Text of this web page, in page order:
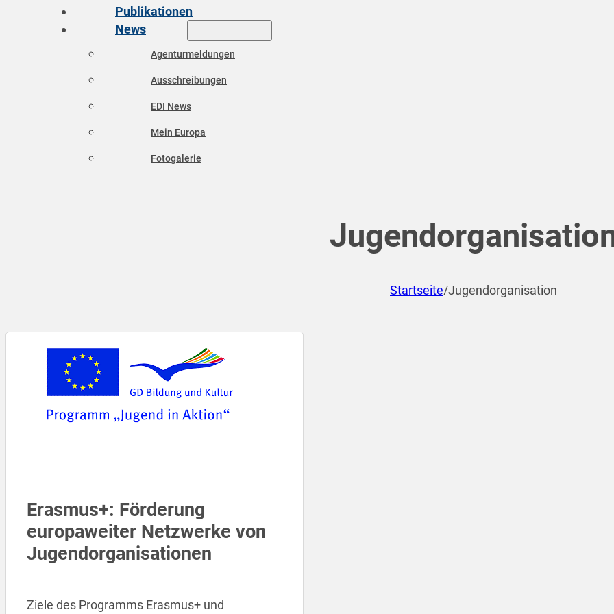
Publikationen
News
Agenturmeldungen
Ausschreibungen
EDI News
Mein Europa
Fotogalerie
Startseite/Jugendorganisation
Erasmus+: Förderung
europaweiter Netzwerke von
Jugendorganisationen
Ziele des Programms Erasmus+ und